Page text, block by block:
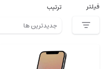
فیلتر ترتیب